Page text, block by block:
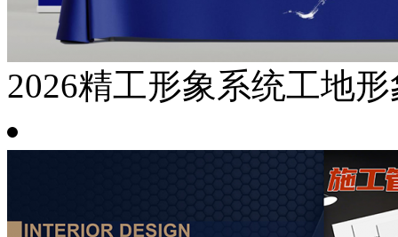
2026精工形象系统工地